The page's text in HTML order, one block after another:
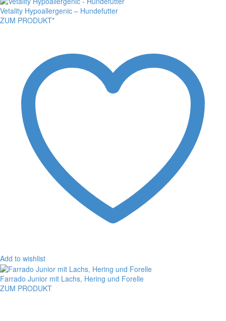
Vetality Hypoallergenic – Hundefutter
ZUM PRODUKT*
Add to wishlist
Farrado Junior mit Lachs, Hering und Forelle
ZUM PRODUKT